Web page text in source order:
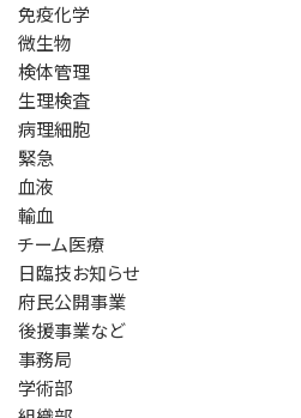
免疫化学
微生物
検体管理
生理検査
病理細胞
緊急
血液
輸血
チーム医療
日臨技お知らせ
府民公開事業
後援事業など
事務局
学術部